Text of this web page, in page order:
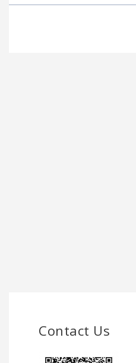
Contact Us